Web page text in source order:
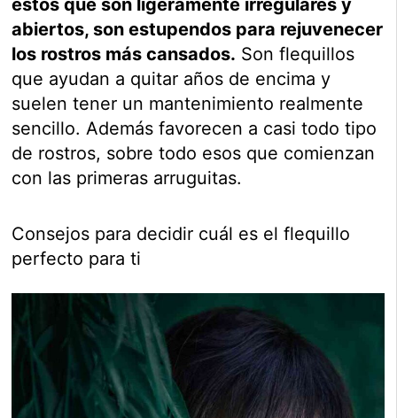
estos que son ligeramente irregulares y
abiertos, son estupendos para rejuvenecer
los rostros más cansados. Son flequillos
que ayudan a quitar años de encima y
suelen tener un mantenimiento realmente
sencillo. Además favorecen a casi todo tipo
de rostros, sobre todo esos que comienzan
con las primeras arruguitas.
Consejos para decidir cuál es el flequillo
perfecto para ti